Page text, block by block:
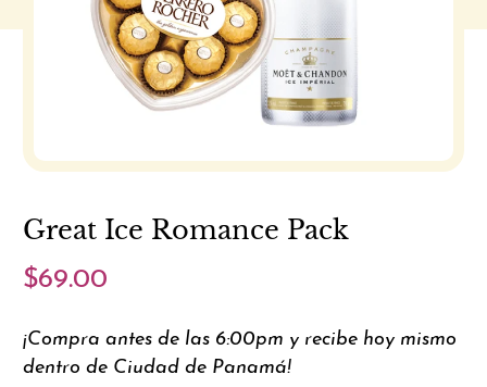
Great Ice Romance Pack
$69.00
¡Compra antes de las 6:00pm y recibe hoy mismo
dentro de Ciudad de Panamá!